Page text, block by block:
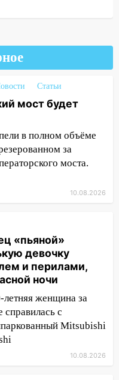
области
в связи с
Нижнекамске
них есть
на Волге: в
крушения
между
во время
Ульяновска
в огне
Статьи
мост будет
в полном объёме
за
моста.
10.08.2026
«пьяной»
девочку
и перилами,
ночи
женщина за
с
Mitsubishi
10.08.2026